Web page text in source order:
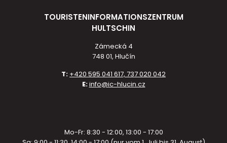
TOURISTENINFORMATIONSZENTRUM
HULTSCHIN
Zámecká 4
748 01, Hlučín
T: +420 595 041 617, 737 020 042
E:info@ic-hlucin.cz
Mo-Fr: 8:30 - 12:00, 13:00 - 17:00